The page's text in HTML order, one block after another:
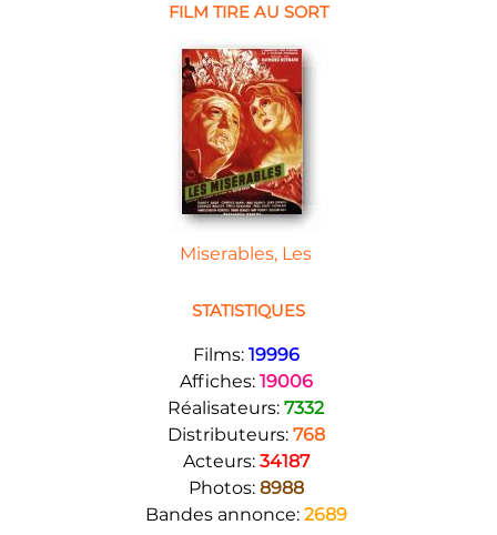
FILM TIRE AU SORT
Miserables, Les
STATISTIQUES
Films: 19996
Affiches: 19006
Réalisateurs: 7332
Distributeurs: 768
Acteurs: 34187
Photos: 8988
Bandes annonce: 2689